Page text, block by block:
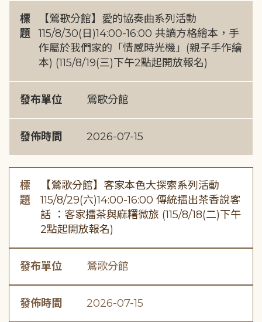
標
題
【鶯歌分館】愛的協奏曲系列活動
115/8/30(日)14:00-16:00 共讀方格繪本，手
作屬於我們家的「情感時光機」(親子手作繪
本) (115/8/19(三)下午2點起開放報名)
發布單位 鶯歌分館
發佈時間 2026-07-15
標
題
【鶯歌分館】客家本色大探索系列活動
115/8/29(六)14:00-16:00 傳統擂出茶香說客
話 ：客家擂茶與麻糬微旅 (115/8/18(二)下午
2點起開放報名)
發布單位 鶯歌分館
發佈時間 2026-07-15